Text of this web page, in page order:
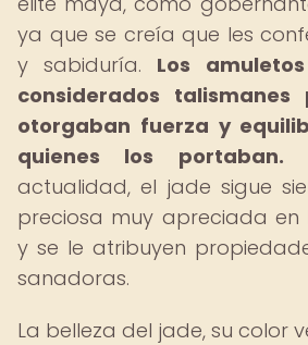
ya que se creía que les
y sabiduría. Los
considerados talismanes
otorgaban fuerza y
quienes los portaban.
actualidad, el jade sigue
preciosa muy apreciada
y se le atribuyen
sanadoras.
La belleza del jade, su color